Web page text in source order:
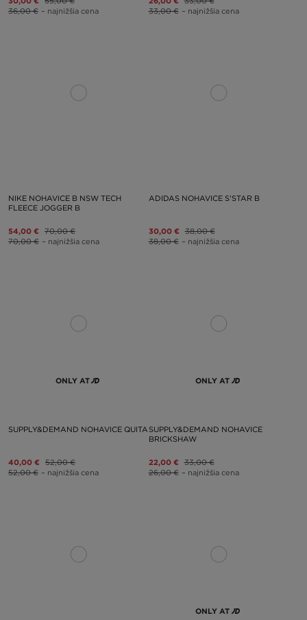
36,00 € – najnižšia cena
33,00 € – najnižšia cena
NIKE NOHAVICE B NSW TECH
FLEECE JOGGER B
54,00 € 70,00 €
70,00 € – najnižšia cena
ADIDAS NOHAVICE S'STAR B
30,00 € 38,00 €
38,00 € – najnižšia cena
ONLY AT
SUPPLY&DEMAND NOHAVICE QUITA
40,00 € 52,00 €
52,00 € – najnižšia cena
ONLY AT
SUPPLY&DEMAND NOHAVICE
BRICKSHAW
22,00 € 33,00 €
26,00 € – najnižšia cena
ONLY AT